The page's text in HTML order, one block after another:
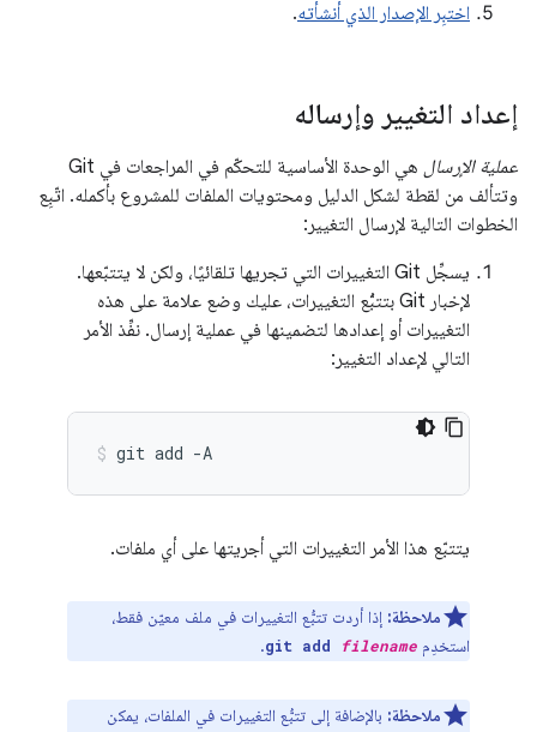
اختبِر الإصدار الذي أنشأته.
إعداد التغيير وإرساله
عملية الإرسال
هي الوحدة الأساسية للتحكّم في المراجعات في Git
وتتألف من لقطة لشكل الدليل ومحتويات الملفات للمشروع بأكمله. اتّبِع
الخطوات التالية لإرسال التغيير:
يسجِّل Git التغييرات التي تجريها تلقائيًا، ولكن لا يتتبّعها.
لإخبار Git بتتبُّع التغييرات، عليك وضع علامة على هذه
التغييرات أو إعدادها لتضمينها في عملية إرسال. نفِّذ الأمر
التالي لإعداد التغيير:
git add -A
يتتبّع هذا الأمر التغييرات التي أجريتها على أي ملفات.
ملاحظة: إذا أردت تتبُّع التغييرات في ملف معيّن فقط،
استخدِم
git add filename
.
ملاحظة: بالإضافة إلى تتبُّع التغييرات في الملفات، يمكن